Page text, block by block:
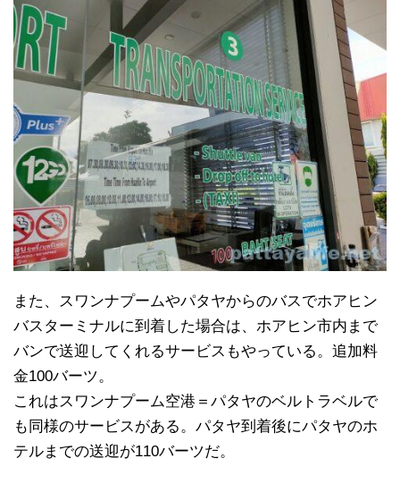
また、スワンナプームやパタヤからのバスでホアヒン
バスターミナルに到着した場合は、ホアヒン市内まで
バンで送迎してくれるサービスもやっている。追加料
金100バーツ。
これはスワンナプーム空港＝パタヤのベルトラベルで
も同様のサービスがある。パタヤ到着後にパタヤのホ
テルまでの送迎が110バーツだ。